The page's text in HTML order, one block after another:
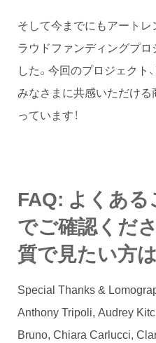
そして今までにもアートレ
ラウドファンディングプ
した。今回のプロジェクト
みなさまに共感いただけ
っています！
FAQ: よくある
でご確認くだ
質で見たい方は
Special Thanks &
Anthony Tripoli, Audrey
Bruno, Chiara Carlucci,